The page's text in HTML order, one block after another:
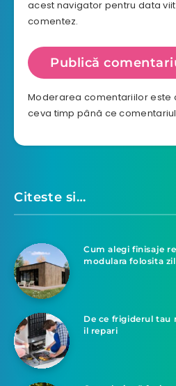
acest navigator pentru data
comentez.
Moderarea comentariilor este
ceva timp până ce
Citeste si…
Cum alegi finisaje
modulara folosita
De ce frigiderul tau
il repari